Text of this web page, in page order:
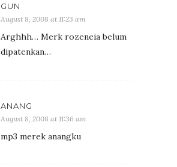
GUN
August 8, 2008 at 11:23 am
Arghhh… Merk rozeneia belum
dipatenkan…
ANANG
August 8, 2008 at 11:36 am
mp3 merek anangku